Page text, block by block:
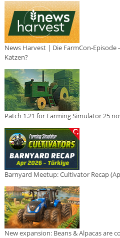
News Harvest | Die FarmCon-
Katzen?
Patch 1.21 for Farming Simulator 25
Barnyard Meetup: Cultivator Recap
New expansion: Beans & Alpacas are